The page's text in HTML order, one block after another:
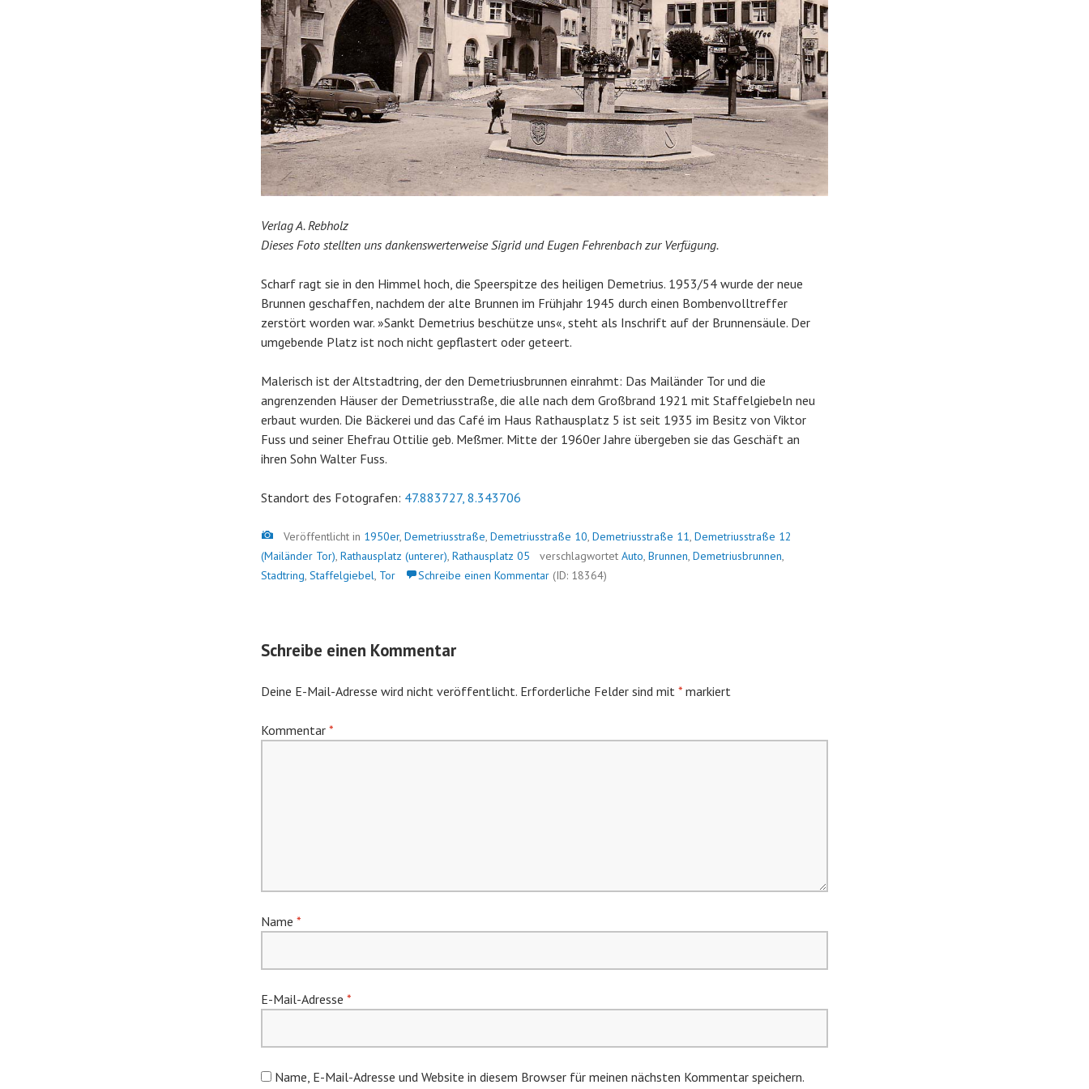
Verlag A. Rebholz
Dieses Foto stellten uns dankenswerterweise Sigrid und Eugen Fehrenbach zur Verfügung.
Scharf ragt sie in den Himmel hoch, die Speerspitze des heiligen Demetrius. 1953/54 wurde der neue
Brunnen geschaffen, nachdem der alte Brunnen im Frühjahr 1945 durch einen Bombenvolltreffer
zerstört worden war. »Sankt Demetrius beschütze uns«, steht als Inschrift auf der Brunnensäule. Der
umgebende Platz ist noch nicht gepflastert oder geteert.
Malerisch ist der Altstadtring, der den Demetriusbrunnen einrahmt: Das Mailänder Tor und die
angrenzenden Häuser der Demetriusstraße, die alle nach dem Großbrand 1921 mit Staffelgiebeln neu
erbaut wurden. Die Bäckerei und das Café im Haus Rathausplatz 5 ist seit 1935 im Besitz von Viktor
Fuss und seiner Ehefrau Ottilie geb. Meßmer. Mitte der 1960er Jahre übergeben sie das Geschäft an
ihren Sohn Walter Fuss.
Standort des Fotografen: 47.883727, 8.343706
Bild
Veröffentlicht in 1950er, Demetriusstraße, Demetriusstraße 10, Demetriusstraße 11, Demetriusstraße 12
(Mailänder Tor), Rathausplatz (unterer), Rathausplatz 05 verschlagwortet Auto, Brunnen, Demetriusbrunnen,
Stadtring, Staffelgiebel, Tor Schreibe einen Kommentar (ID: 18364)
Schreibe einen Kommentar
Deine E-Mail-Adresse wird nicht veröffentlicht. Erforderliche Felder sind mit * markiert
Kommentar *
Name *
E-Mail-Adresse *
Name, E-Mail-Adresse und Website in diesem Browser für meinen nächsten Kommentar speichern.